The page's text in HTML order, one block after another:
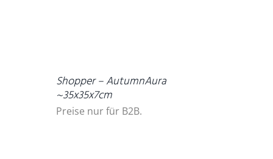
Shopper – AutumnAura
~35x35x7cm
Preise nur für B2B.